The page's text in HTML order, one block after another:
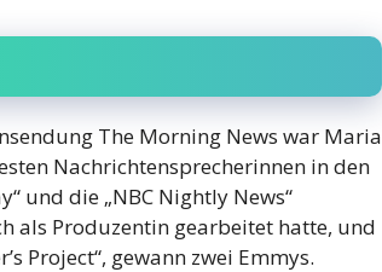
The Morning News war Maria
Nachrichtensprecherinnen in den
und die „NBC Nightly News“
als Produzentin gearbeitet hatte, und
Project“, gewann zwei Emmys.